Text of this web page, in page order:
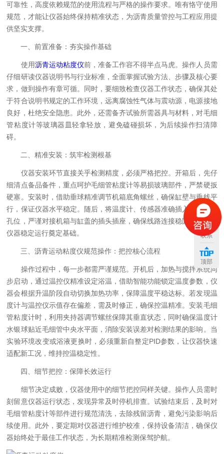
可靠性，高度依赖规范的使用流程与严格的操作要求。唯有恪守使用
规范，才能让仪器始终保持精准状态，为沥青质量管控与工程应用提
供坚实支撑。
一、前置准备：夯实操作基础
使用沥青运动粘度仪前，准备工作容不得半点马虎。操作人员需
仔细研读仪器说明书与行业标准，全面掌握试验方法、步骤及核心要
求，做到操作有章可循。同时，要细致检查仪器工作状态，确保其处
于符合说明书规定的工作环境，远离腐蚀性气体与震动源，电源接地
良好，杜绝安全隐患。此外，还需备齐试验所需器具与材料，对毛细
管粘度计等玻璃器皿轻拿轻放，避免磕碰损坏，为后续操作扫清障
碍。
二、精准安装：筑牢检测根基
仪器安装环节直接关乎检测精度，必须严格把控。开箱后，先仔
细清点备品备件，重点呵护毛细管粘度计等易损玻璃部件，严禁硬扳
硬塞。安装时，借助垂球精准调节机箱底角螺丝，确保缸壁与垂线平
行，保证仪器水平稳定。随后，将温度计、传感器准确插入缸盖对应
孔位，严谨对接机箱与缸盖的插头插座，确保线路连接稳固可靠，为
仪器稳定运行奠定基础。
三、沥青运动粘度仪规范操作：把控核心流程
操作过程中，每一步都需严谨规范。开机后，加热与搅拌系统同
步启动，通过温控仪精准设定浴温，借助智能功能锁定温度参数，仪
器会根据升温阶段自动切换加热功率，保障温度平稳达标。若发现温
度计与温控仪示值存在偏差，需及时修正，确保控温精准。安装毛细
管粘度计时，利用夹持器调节螺丝保障其垂直状态，同时确保温度计
水银球贴近毛细管中央水平面，消除安装误差对检测结果的影响。当
实验环境改变或浴液更换时，必须重新自整定PID参数，让仪器快速
适配新工况，维持控温稳定性。
四、细节把控：保障长效运行
细节决定成败，仪器使用中的细节把控同样关键。操作人员需时
刻留意仪器运行状态，发现异常及时停机排查。试验结束后，及时对
毛细管粘度计等部件进行规范清洗，去除残留沥青，避免污染影响后
续使用。此外，要定期对仪器进行维护校准，保持设备清洁，确保仪
器始终处于最佳工作状态，为长期精准检测保驾护航。
联系
顶部